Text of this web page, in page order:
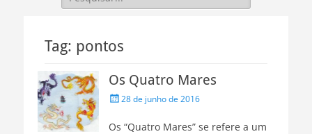
por:
Tag: pontos
Os Quatro Mares
Posted28 de junho de 2016
Os “Quatro Mares” se refere a um